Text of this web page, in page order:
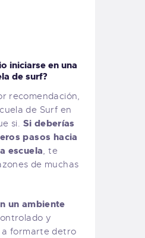
iniciarse en una
de surf?
recomendación,
de Surf en
si. Si deberías
pasos hacia
escuela, te
de muchas
un ambiente
y
a formarte detro